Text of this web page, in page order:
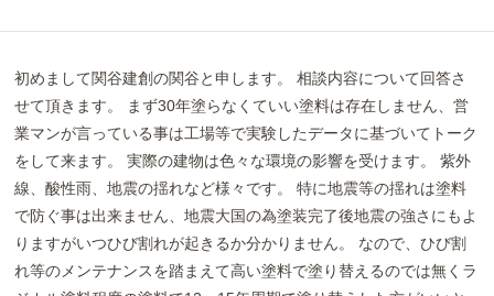
初めまして関谷建創の関谷と申します。 相談内容について回答さ
せて頂きます。 まず30年塗らなくていい塗料は存在しません、営
業マンが言っている事は工場等で実験したデータに基づいてトーク
をして来ます。 実際の建物は色々な環境の影響を受けます。 紫外
線、酸性雨、地震の揺れなど様々です。 特に地震等の揺れは塗料
で防ぐ事は出来ません、地震大国の為塗装完了後地震の強さにもよ
りますがいつひび割れが起きるか分かりません。 なので、ひび割
れ等のメンテナンスを踏まえて高い塗料で塗り替えるのでは無くラ